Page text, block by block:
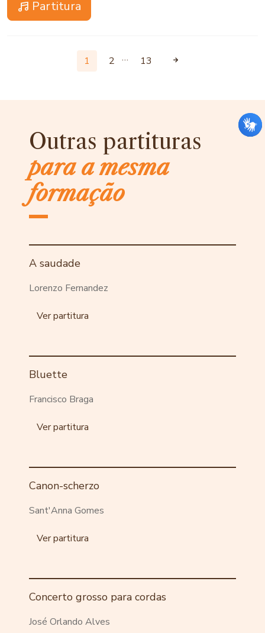
Partitura
1 2 … 13
Outras partituras
para a mesma
formação
A saudade
Lorenzo Fernandez
Ver partitura
Bluette
Francisco Braga
Ver partitura
Canon-scherzo
Sant'Anna Gomes
Ver partitura
Concerto grosso para cordas
José Orlando Alves